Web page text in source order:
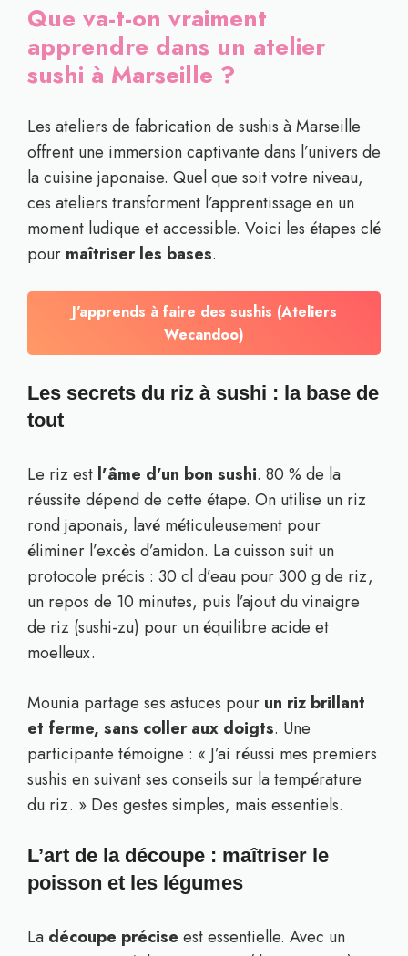
Que va-t-on vraiment
apprendre dans un atelier
sushi à Marseille ?
Les ateliers de fabrication de sushis à Marseille
offrent une immersion captivante dans l’univers de
la cuisine japonaise. Quel que soit votre niveau,
ces ateliers transforment l’apprentissage en un
moment ludique et accessible. Voici les étapes clé
pour maîtriser les bases.
J’apprends à faire des sushis (Ateliers
Wecandoo)
Les secrets du riz à sushi : la base de
tout
Le riz est l’âme d’un bon sushi. 80 % de la
réussite dépend de cette étape. On utilise un riz
rond japonais, lavé méticuleusement pour
éliminer l’excès d’amidon. La cuisson suit un
protocole précis : 30 cl d’eau pour 300 g de riz,
un repos de 10 minutes, puis l’ajout du vinaigre
de riz (sushi-zu) pour un équilibre acide et
moelleux.
Mounia partage ses astuces pour un riz brillant
et ferme, sans coller aux doigts. Une
participante témoigne : « J’ai réussi mes premiers
sushis en suivant ses conseils sur la température
du riz. » Des gestes simples, mais essentiels.
L’art de la découpe : maîtriser le
poisson et les légumes
La découpe précise est essentielle. Avec un